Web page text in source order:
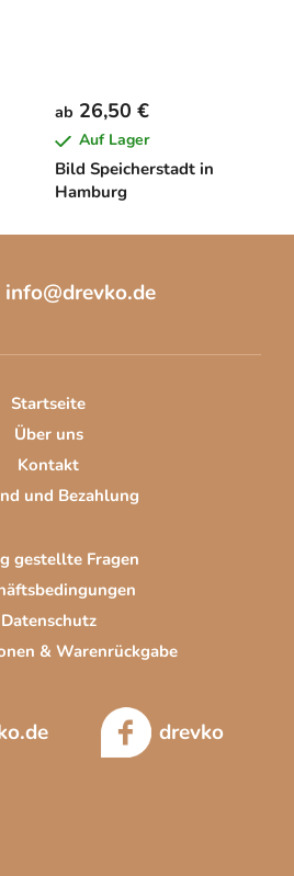
Bild Speicherstadt in
Hamburg
ab 26,50 €
Auf Lager
info@drevko.de
Startseite
Über uns
Kontakt
und Bezahlung
gestellte Fragen
Datenschutz
& Warenrückgabe
drevko